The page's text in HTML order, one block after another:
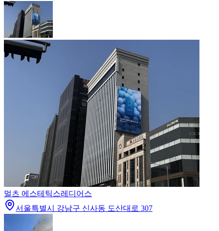
멀츠 에스테틱스레디어스
서울특별시 강남구 신사동 도산대로 307